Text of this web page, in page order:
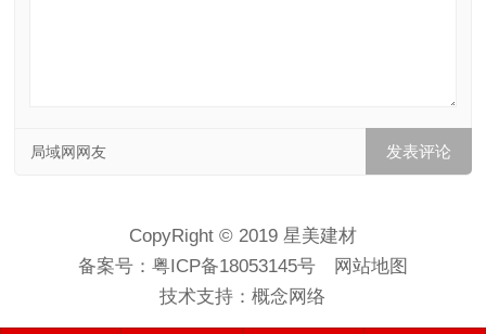
局域网网友
CopyRight © 2019 星美建材
备案号： 粤ICP备18053145号
网站地图
技术支持：概念网络